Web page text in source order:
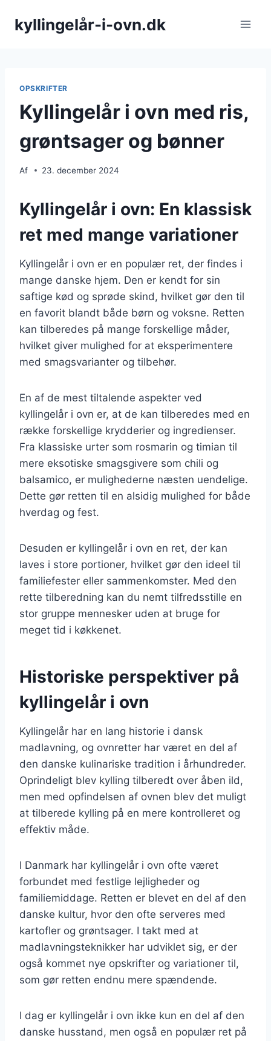
kyllingelår-i-ovn.dk
OPSKRIFTER
Kyllingelår i ovn med ris,
grøntsager og bønner
Af 23. december 2024
Kyllingelår i ovn: En klassisk
ret med mange variationer
Kyllingelår i ovn er en populær ret, der findes i
mange danske hjem. Den er kendt for sin
saftige kød og sprøde skind, hvilket gør den til
en favorit blandt både børn og voksne. Retten
kan tilberedes på mange forskellige måder,
hvilket giver mulighed for at eksperimentere
med smagsvarianter og tilbehør.
En af de mest tiltalende aspekter ved
kyllingelår i ovn er, at de kan tilberedes med en
række forskellige krydderier og ingredienser.
Fra klassiske urter som rosmarin og timian til
mere eksotiske smagsgivere som chili og
balsamico, er mulighederne næsten uendelige.
Dette gør retten til en alsidig mulighed for både
hverdag og fest.
Desuden er kyllingelår i ovn en ret, der kan
laves i store portioner, hvilket gør den ideel til
familiefester eller sammenkomster. Med den
rette tilberedning kan du nemt tilfredsstille en
stor gruppe mennesker uden at bruge for
meget tid i køkkenet.
Historiske perspektiver på
kyllingelår i ovn
Kyllingelår har en lang historie i dansk
madlavning, og ovnretter har været en del af
den danske kulinariske tradition i århundreder.
Oprindeligt blev kylling tilberedt over åben ild,
men med opfindelsen af ovnen blev det muligt
at tilberede kylling på en mere kontrolleret og
effektiv måde.
I Danmark har kyllingelår i ovn ofte været
forbundet med festlige lejligheder og
familiemiddage. Retten er blevet en del af den
danske kultur, hvor den ofte serveres med
kartofler og grøntsager. I takt med at
madlavningsteknikker har udviklet sig, er der
også kommet nye opskrifter og variationer til,
som gør retten endnu mere spændende.
I dag er kyllingelår i ovn ikke kun en del af den
danske husstand, men også en populær ret på